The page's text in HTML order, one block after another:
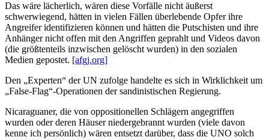
Das wäre lächerlich, wären diese Vorfälle nicht äußerst
schwerwiegend, hätten in vielen Fällen überlebende Opfer ihre
Angreifer identifizieren können und hätten die Putschisten und ihre
Anhänger nicht offen mit den Angriffen geprahlt und Videos davon
(die größtenteils inzwischen gelöscht wurden) in den sozialen
Medien gepostet. [afgj.org]
Den „Experten“ der UN zufolge handelte es sich in Wirklichkeit um
„False-Flag“-Operationen der sandinistischen Regierung.
Nicaraguaner, die von oppositionellen Schlägern angegriffen
wurden oder deren Häuser niedergebrannt wurden (viele davon
kenne ich persönlich) wären entsetzt darüber, dass die UNO solch